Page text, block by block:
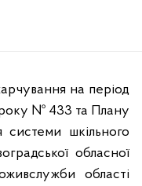
року № 433 та Плану
системи шкільного
обласної
області